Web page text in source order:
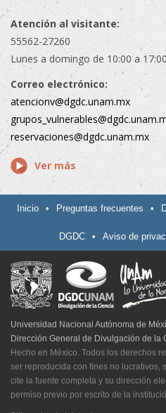
Atención al visitante:
55562-27260
Lunes a domingo de 10:00 a
Correo electrónico:
atencionv@dgdc.unam.mx
reservaciones@dgdc.unam.mx
Ver más
Inicio • Preguntas frecuentes •
DGDC • Aviso de
Universidad Nacional Autónoma de
Dirección General de Divulgación de la
Hecho en México. Todos los derechos
ser reproducida con fines no lucrativos,
cite la fuente completa y su dirección
permiso previo por escrito de la